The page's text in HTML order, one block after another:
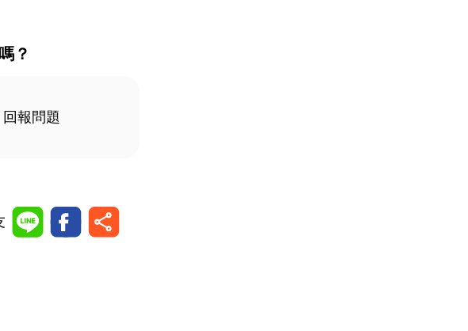
？
回報問題